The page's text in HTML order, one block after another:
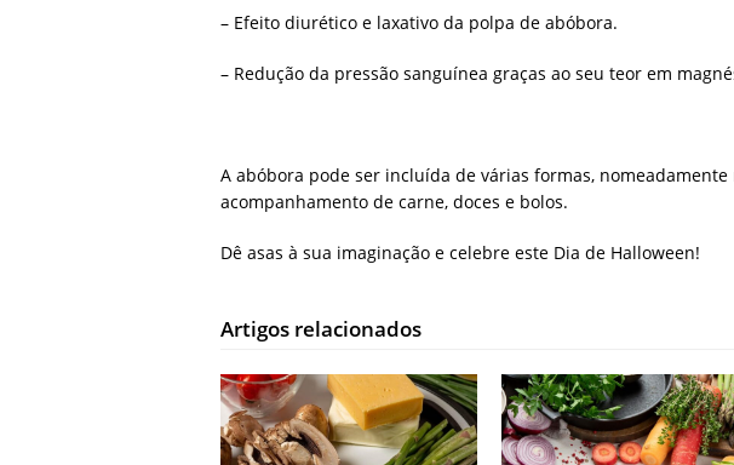
– Efeito diurético e laxativo da polpa de abóbora.
– Redução da pressão sanguínea graças ao seu teor em
A abóbora pode ser incluída de várias formas,
acompanhamento de carne, doces e bolos.
Dê asas à sua imaginação e celebre este Dia de Halloween!
Artigos relacionados